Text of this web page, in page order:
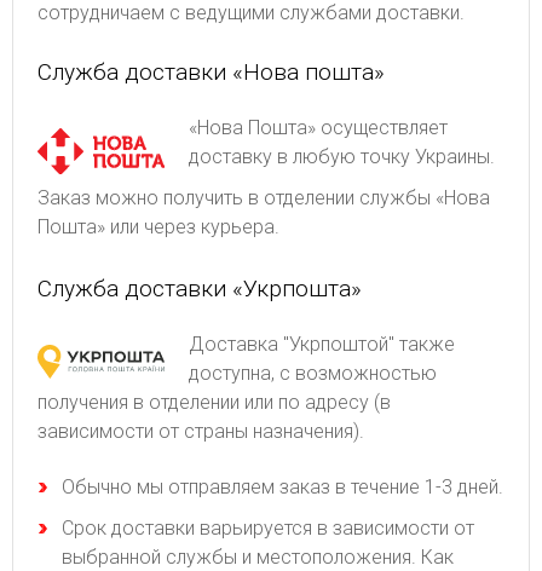
сотрудничаем с ведущими службами доставки.
Служба доставки «Нова пошта»
«Нова Пошта» осуществляет
доставку в любую точку Украины.
Заказ можно получить в отделении службы «Нова
Пошта» или через курьера.
Служба доставки «Укрпошта»
Доставка "Укрпоштой" также
доступна, с возможностью
получения в отделении или по адресу (в
зависимости от страны назначения).
Обычно мы отправляем заказ в течение 1-3 дней.
Срок доставки варьируется в зависимости от
выбранной службы и местоположения. Как